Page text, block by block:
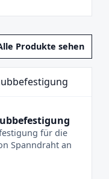
Produkte sehen
für die
Spanndraht an